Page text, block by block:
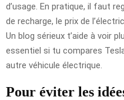
d’usage. En pratique, il faut
de recharge, le prix de
Un blog sérieux t’aide à voir
essentiel si tu compares
autre véhicule électrique.
Pour éviter les